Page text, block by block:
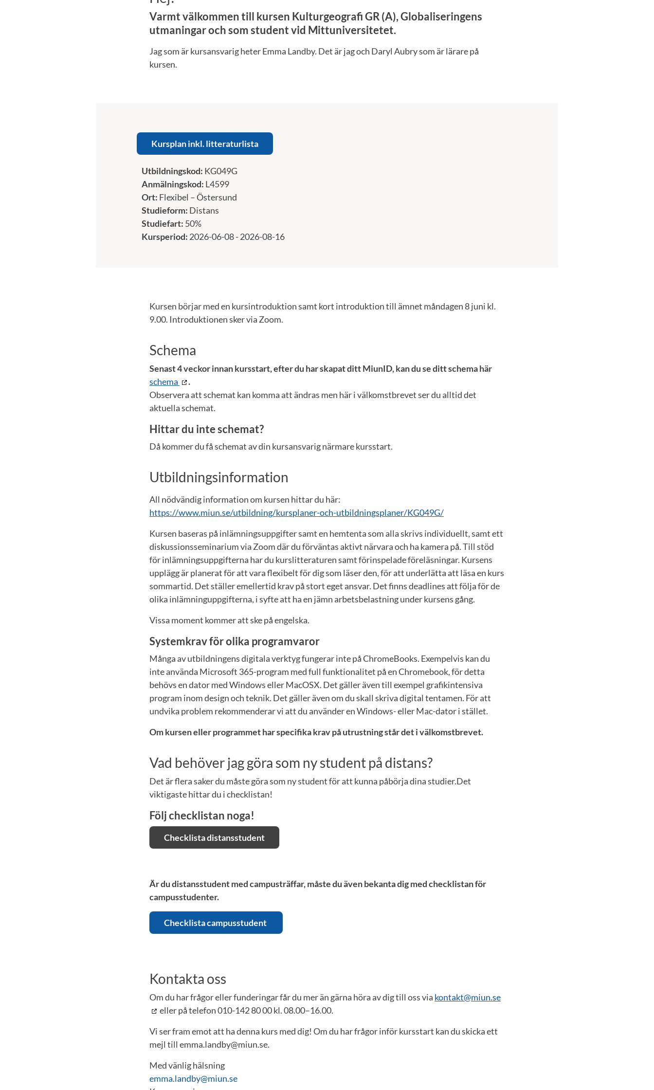
Varmt välkommen till kursen Kulturgeografi GR (A), Globaliseringens
utmaningar och som student vid Mittuniversitetet.
Jag som är kursansvarig heter Emma Landby. Det är jag och Daryl Aubry som är lärare på
kursen.
Kursplan inkl. litteraturlista
Utbildningskod: KG049G
Anmälningskod: L4599
Ort: Flexibel – Östersund
Studieform: Distans
Studiefart: 50%
Kursperiod: 2026-06-08 - 2026-08-16
Kursen börjar med en kursintroduktion samt kort introduktion till ämnet måndagen 8 juni kl.
9.00. Introduktionen sker via Zoom.
Schema
Senast 4 veckor innan kursstart, efter du har skapat ditt MiunID, kan du se ditt schema här
schema
.
Observera att schemat kan komma att ändras men här i välkomstbrevet ser du alltid det
aktuella schemat.
Hittar du inte schemat?
Då kommer du få schemat av din kursansvarig närmare kursstart.
Utbildningsinformation
All nödvändig information om kursen hittar du här:
https://www.miun.se/utbildning/kursplaner-och-utbildningsplaner/KG049G/
Kursen baseras på inlämningsuppgifter samt en hemtenta som alla skrivs individuellt, samt ett
diskussionsseminarium via Zoom där du förväntas aktivt närvara och ha kamera på. Till stöd
för inlämningsuppgifterna har du kurslitteraturen samt förinspelade föreläsningar. Kursens
upplägg är planerat för att vara flexibelt för dig som läser den, för att underlätta att läsa en kurs
sommartid. Det ställer emellertid krav på stort eget ansvar. Det finns deadlines att följa för de
olika inlämninguppgifterna, i syfte att ha en jämn arbetsbelastning under kursens gång.
Vissa moment kommer att ske på engelska.
Systemkrav för olika programvaror
Många av utbildningens digitala verktyg fungerar inte på ChromeBooks. Exempelvis kan du
inte använda Microsoft 365-program med full funktionalitet på en Chromebook, för detta
behövs en dator med Windows eller MacOSX. Det gäller även till exempel grafikintensiva
program inom design och teknik. Det gäller även om du skall skriva digital tentamen. För att
undvika problem rekommenderar vi att du använder en Windows- eller Mac-dator i stället.
Om kursen eller programmet har specifika krav på utrustning står det i välkomstbrevet.
Vad behöver jag göra som ny student på distans?
Det är flera saker du måste göra som ny student för att kunna påbörja dina studier.Det
viktigaste hittar du i checklistan!
Följ checklistan noga!
Checklista distansstudent
Är du distansstudent med campusträffar, måste du även bekanta dig med checklistan för
campusstudenter.
Checklista campusstudent
Kontakta oss
Om du har frågor eller funderingar får du mer än gärna höra av dig till oss via kontakt@miun.se
eller på telefon 010-142 80 00 kl. 08.00–16.00.
Vi ser fram emot att ha denna kurs med dig! Om du har frågor inför kursstart kan du skicka ett
mejl till emma.landby@miun.se.
Med vänlig hälsning
emma.landby@miun.se